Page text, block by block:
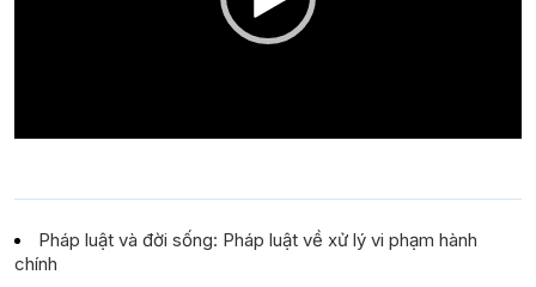
Pháp luật và đời sống: Pháp luật về xử lý vi phạm hành
chính